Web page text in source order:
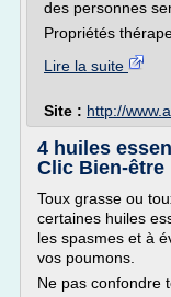
des personnes
Propriétés
Lire la suite
Site : http://
4 huiles
Clic Bien-être
Toux grasse ou
certaines huiles
les spasmes et à
vos poumons.
Ne pas confondre